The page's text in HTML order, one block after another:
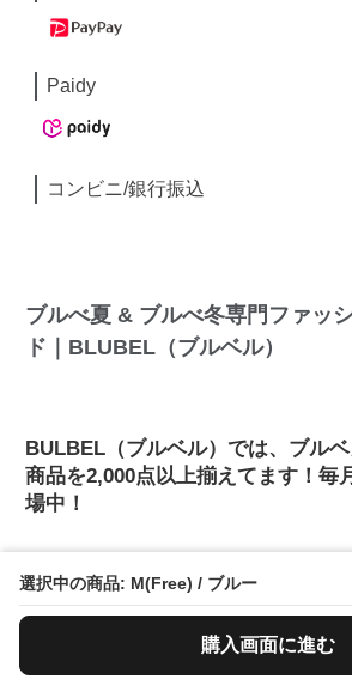
選択中の商品: M(Free) / ブルー
購入画面に進む
Paidy
コンビニ/銀行振込
ブルべ夏 & ブルべ冬専門ファッ
ド｜BLUBEL（ブルベル）
BULBEL（ブルベル）では、ブル
商品を2,000点以上揃えてます！毎
場中！
BULBEL（ブルベル）では、ブル
るので、一瞬で自分が引き立つ神